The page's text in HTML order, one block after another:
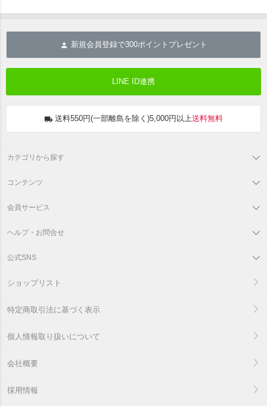
新規会員登録で300ポイントプレゼント
LINE ID連携
送料550円(一部離島を除く)5,000円以上送料無料
カテゴリから探す
コンテンツ
会員サービス
ヘルプ・お問合せ
公式SNS
ショップリスト
特定商取引法に基づく表示
個人情報取り扱いについて
会社概要
採用情報